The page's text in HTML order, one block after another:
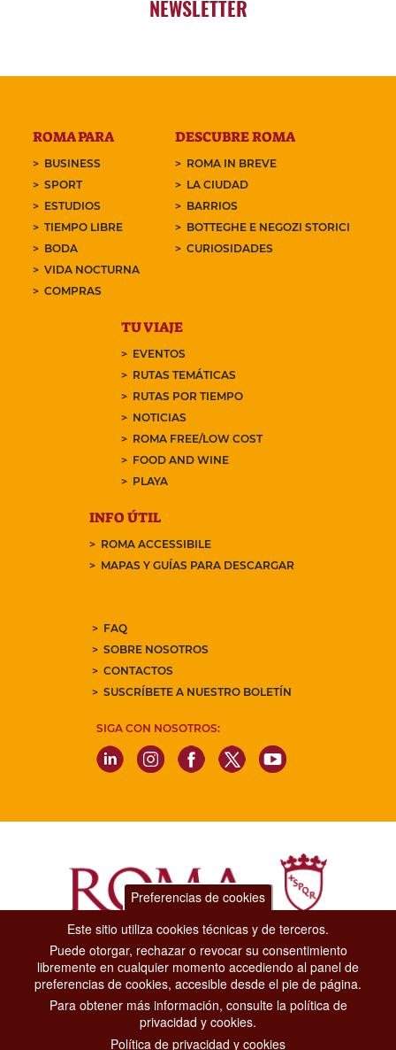
NEWSLETTER
ROMA PARA
BUSINESS
SPORT
ESTUDIOS
TIEMPO LIBRE
BODA
VIDA NOCTURNA
COMPRAS
DESCUBRE ROMA
ROMA IN BREVE
LA CIUDAD
BARRIOS
BOTTEGHE E NEGOZI STORICI
CURIOSIDADES
TU VIAJE
EVENTOS
RUTAS TEMÁTICAS
RUTAS POR TIEMPO
NOTICIAS
ROMA FREE/LOW COST
FOOD AND WINE
PLAYA
INFO ÚTIL
ROMA ACCESSIBILE
MAPAS Y GUÍAS PARA DESCARGAR
FAQ
SOBRE NOSOTROS
CONTACTOS
SUSCRÍBETE A NUESTRO BOLETÍN
SIGA CON NOSOTROS:
Dipartimento Grandi Eventi, Sport, Turismo e Moda.
Via di San Basilio, 51
00187 Roma
CONTACT CENTER TEL. 06 06 08
Preferencias de cookies
Este sitio utiliza cookies técnicas y de terceros.
Puede otorgar, rechazar o revocar su consentimiento
libremente en cualquier momento accediendo al panel de
preferencias de cookies, accesible desde el pie de página.
Para obtener más información, consulte la política de
privacidad y cookies.
Política de privacidad y cookies